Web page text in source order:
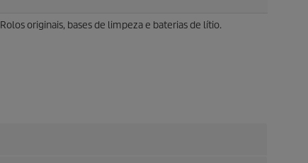
Rolos originais, bases de limpeza e baterias de lítio.